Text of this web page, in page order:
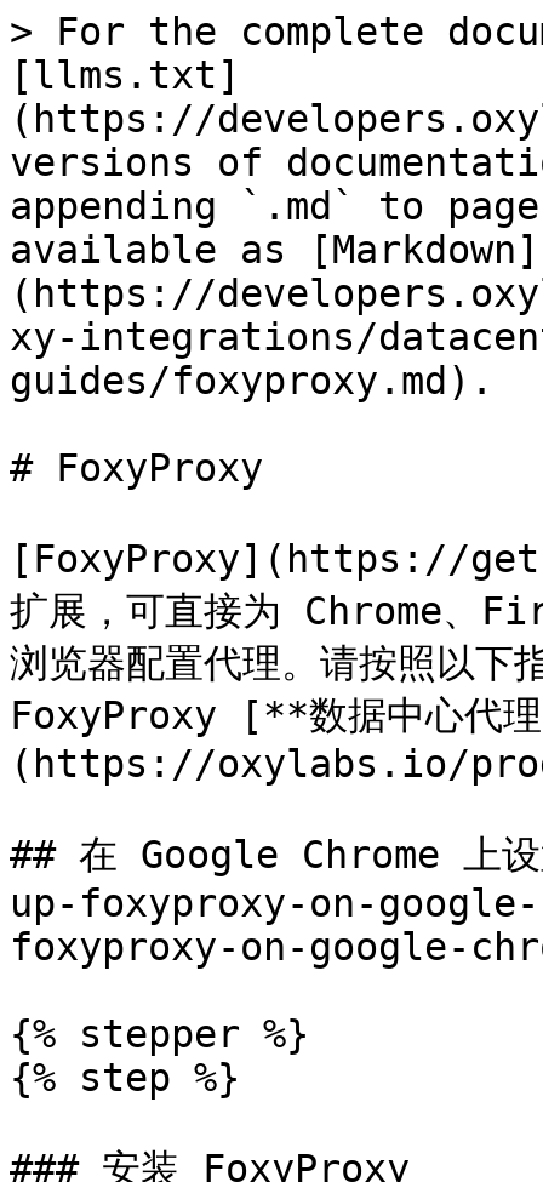
> For the complete
[llms.txt]
(https://
versions of
appending `.md` to
available as [Markdown]
(https://
xy-integrations/
guides/foxyproxy.md).
# FoxyProxy
[FoxyProxy](https://
扩展，可直接为 Chrome、
浏览器配置代理。请按照以
FoxyProxy [**数据中心代
(https://oxylabs.io/
## 在 Google Chrome 上
up-foxyproxy-on-
foxyproxy-on-google-
{% stepper %}
{% step %}
### 安装 FoxyProxy